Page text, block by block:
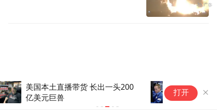
美股三大指数低开，存储芯片板
块又受挫，SK海力士跌超2%
打开